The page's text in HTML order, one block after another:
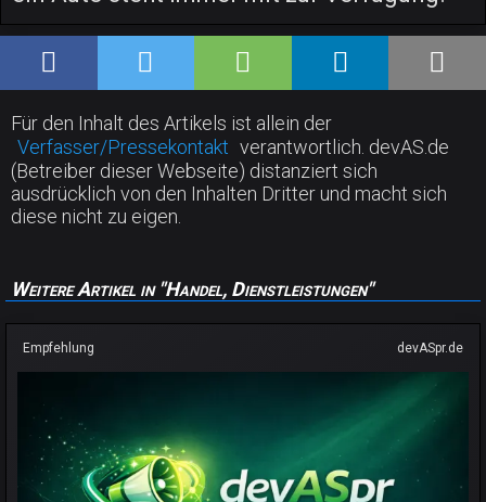
Für den Inhalt des Artikels ist allein der
Verfasser/Pressekontakt verantwortlich. devAS.de
(Betreiber dieser Webseite) distanziert sich
ausdrücklich von den Inhalten Dritter und macht sich
diese nicht zu eigen.
Weitere Artikel in "Handel, Dienstleistungen"
Empfehlung devASpr.de